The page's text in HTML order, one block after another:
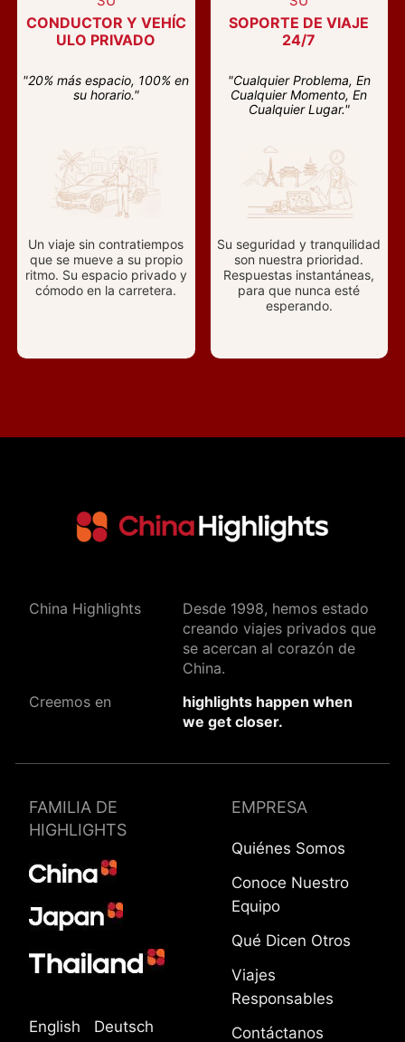
CONDUCTOR Y VEHÍC
ULO PRIVADO
"20% más espacio, 100% en
su horario."
Un viaje sin contratiempos
que se mueve a su propio
ritmo. Su espacio privado y
cómodo en la carretera.
SOPORTE DE VIAJE
24/7
"Cualquier Problema, En
Cualquier Momento, En
Cualquier Lugar."
Su seguridad y tranquilidad
son nuestra prioridad.
Respuestas instantáneas,
para que nunca esté
esperando.
China Highlights
Desde 1998, hemos estado
creando viajes privados que
se acercan al corazón de
China.
Creemos en
highlights happen when
we get closer.
FAMILIA DE
HIGHLIGHTS
English Deutsch
EMPRESA
Quiénes Somos
Conoce Nuestro
Equipo
Qué Dicen Otros
Viajes
Responsables
Contáctanos